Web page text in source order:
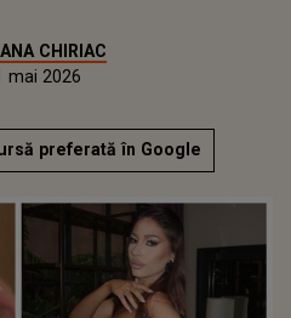
CHIRIAC
mai 2026
preferată în Google